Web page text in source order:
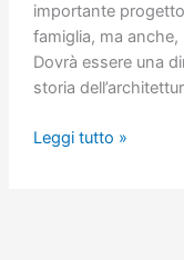
importante
famiglia, ma
Dovrà essere una
storia
La
Leggi tutto »